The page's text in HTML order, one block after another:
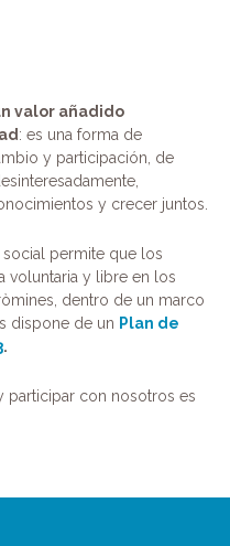
valor añadido
: es una forma de
y participación, de
y crecer juntos.
permite que los
voluntaria y libre en los
dentro de un marco
dispone de un Plan de
.
participar con nosotros es